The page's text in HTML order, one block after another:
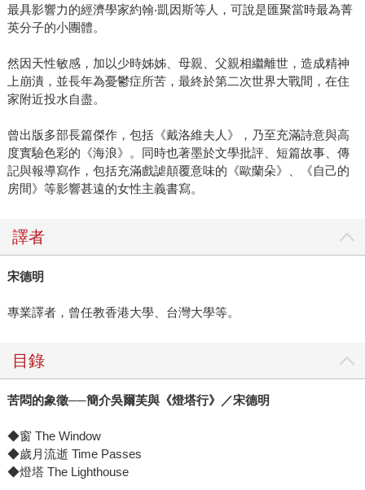
最具影響力的經濟學家約翰‧凱因斯等人，可說是匯聚當時最為菁
英分子的小團體。
然因天性敏感，加以少時姊姊、母親、父親相繼離世，造成精神
上崩潰，並長年為憂鬱症所苦，最終於第二次世界大戰間，在住
家附近投水自盡。
曾出版多部長篇傑作，包括《戴洛維夫人》，乃至充滿詩意與高
度實驗色彩的《海浪》。同時也著墨於文學批評、短篇故事、傳
記與報導寫作，包括充滿戲謔顛覆意味的《歐蘭朵》、《自己的
房間》等影響甚遠的女性主義書寫。
譯者
宋德明
專業譯者，曾任教香港大學、台灣大學等。
目錄
苦悶的象徵──簡介吳爾芙與《燈塔行》／宋德明
◆窗 The Window
◆歲月流逝 Time Passes
◆燈塔 The Lighthouse